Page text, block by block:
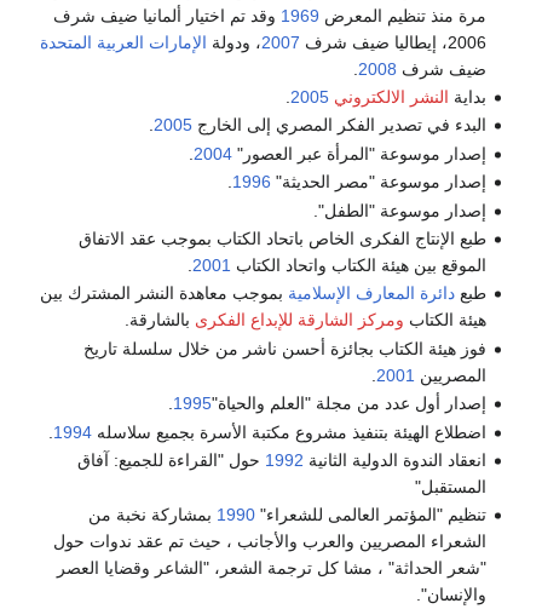
مرة منذ تنظيم المعرض 1969 وقد تم اختيار ألمانيا ضيف شرف
2006، إيطاليا ضيف شرف
2007، ودولة الإمارات العربية المتحدة
ضيف شرف 2008
بداية النشر الالكتروني 2005
البدء في تصدير الفكر المصري إلى الخارج2005
.
إصدار موسوعة "المرأة عبر العصور"2004
إصدار موسوعة "مصر الحديثة" 1996
.
إصدار موسوعة "الطفل".
طبع الإنتاج الفكرى الخاص باتحاد الكتاب بموجب عقد الاتفاق
الموقع بين هيئة الكتاب واتحاد الكتاب 2001
طبعدائرة المعارف الإسلامية بموجب معاهدة النشر المشترك بين
هيئة الكتاب ومركز الشارقة للإبداع الفكرى بالشارقة.
فوز هيئة الكتاب بجائزة أحسن ناشر من خلال سلسلة تاريخ
المصريين 2001
إصدار أول عدد من مجلة "العلم والحياة"1995
اضطلاع الهيئة بتنفيذ مشروع مكتبة الأسرة بجميع سلاسله1994
انعقاد الندوة الدولية الثانية 1992 حول "القراءة للجميع: آفاق
المستقبل"
تنظيم "المؤتمر العالمى للشعراء"1990 بمشاركة نخبة من
الشعراء المصريين والعرب والأجانب ، حيث تم عقد ندوات حول
"شعر الحداثة" ، مشا كل ترجمة الشعر، "الشاعر وقضايا العصر
والإنسان".